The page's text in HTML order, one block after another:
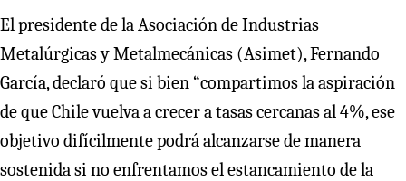
El presidente de la Asociación de Industrias
Metalúrgicas y Metalmecánicas (Asimet), Fernando
García, declaró que si bien “compartimos la aspiración
de que Chile vuelva a crecer a tasas cercanas al 4%, ese
objetivo difícilmente podrá alcanzarse de manera
sostenida si no enfrentamos el estancamiento de la